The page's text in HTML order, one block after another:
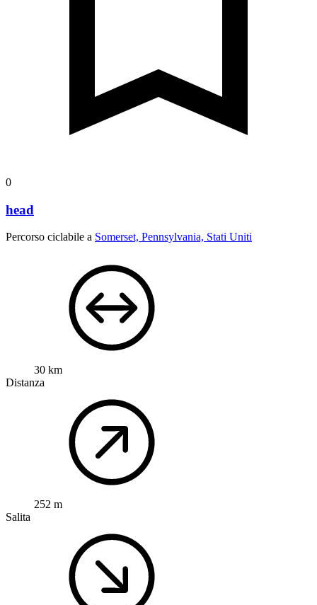
0
head
Percorso ciclabile a Somerset, Pennsylvania, Stati Uniti
30 km
Distanza
252 m
Salita